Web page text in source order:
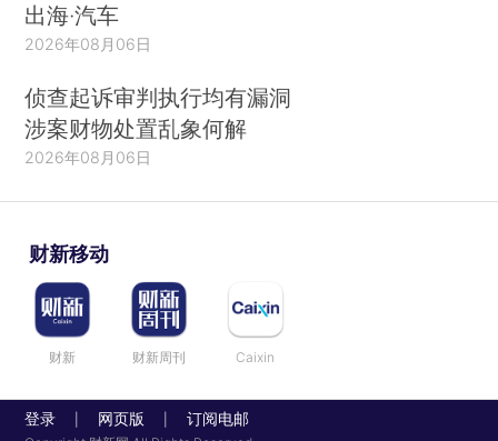
出海·汽车
2026年08月06日
侦查起诉审判执行均有漏洞
涉案财物处置乱象何解
2026年08月06日
财新移动
财新 财新周刊 Caixin
登录 网页版 订阅电邮